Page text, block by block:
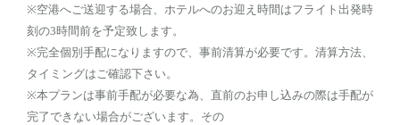
※空港へご送迎する場合、ホテルへのお迎え時間はフライト出発時
刻の3時間前を予定致します。
※完全個別手配になりますので、事前清算が必要です。清算方法、
タイミングはご確認下さい。
※本プランは事前手配が必要な為、直前のお申し込みの際は手配が
完了できない場合がございます。その